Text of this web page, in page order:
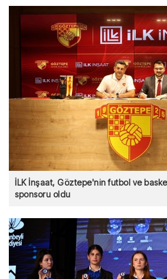
İLK İnşaat, Göztepe'nin futbol ve
sponsoru oldu